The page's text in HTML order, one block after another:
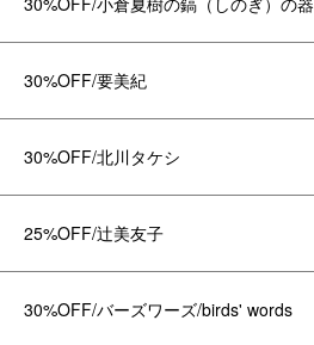
30%OFF/要美紀
30%OFF/北川タケシ
25%OFF/辻美友子
30%OFF/バーズワーズ/birds' words